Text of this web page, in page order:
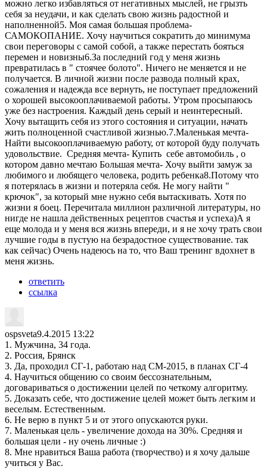
можно легко избавляться от негативных мыслей, не грызть
себя за неудачи, и как сделать свою жизнь радостной и
наполненной5. Моя самая большая проблема-
САМОКОПАНИЕ. Хочу научиться сократить до минимума
свои переговоры с самой собой, а также перестать бояться
перемен и новизны6.За последний год у меня жизнь
превратилась в " стоячее болото". Ничего не меняется и не
получается. В личной жизни после развода полный крах,
сожаления и надежда все вернуть, не поступает предложений
о хорошей высокооплачиваемой работы. Утром просыпаюсь
уже без настроения. Каждый день серый и неинтересный.
Хочу вытащить себя из этого состояния и ситуации, начать
жить полноценной счастливой жизнью.7.Маленькая мечта-
Найти высокооплачиваемую работу, от которой буду получать
удовольствие. Средняя мечта- Купить себе автомобиль , о
котором давно мечтаю Большая мечта- Хочу выйти замуж за
любимого и любящего человека, родить ребенка8.Потому что
я потерялась в жизни и потеряла себя. Не могу найти "
крючок", за который мне нужно себя вытаскивать. Хотя по
жизни я боец. Перечитала миллион различной литературы, но
нигде не нашла действенных рецептов счастья и успеха)А я
еще молода и у меня вся жизнь впереди, и я не хочу трать свои
лучшие годы в пустую на безрадостное существование. так
как сейчас) Очень надеюсь на то, что Ваш тренинг вдохнет в
меня жизнь.
ответить
ссылка
ospsveta9.4.2015 13:22
1. Мужчина, 34 года.
2. Россия, Брянск
3. Да, проходил СГ-1, работаю над СМ-2015, в планах СГ-4
4. Научиться общению со своим бессознательным,
договариваться о достижении целей по четкому алгоритму.
5. Доказать себе, что достижение целей может быть легким и
веселым. Естественным.
6. Не верю в пункт 5 и от этого опускаются руки.
7. Маленькая цель - увеличение дохода на 30%. Средняя и
большая цели - ну очень личные :)
8. Мне нравиться Ваша работа (творчество) и я хочу дальше
учиться у Вас.